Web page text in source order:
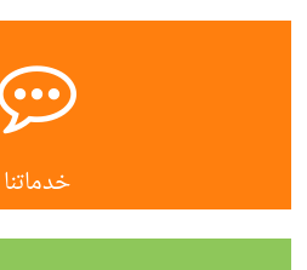
خدماتنا